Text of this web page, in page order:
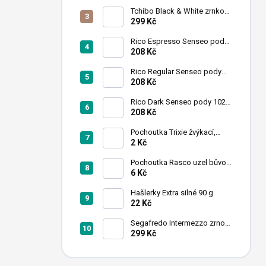
Tchibo Black & White zrnková
káva 1 kg
299 Kč
Rico Espresso Senseo pody
102 ks
208 Kč
Rico Regular Senseo pody
102 ks
208 Kč
Rico Dark Senseo pody 102
ks
208 Kč
Pochoutka Trixie žvýkací,
tyčinky mix 12cmx9-10mm
2 Kč
Pochoutka Rasco uzel bůvolí
bílý 6,26cm 50ks
6 Kč
Hašlerky Extra silné 90 g
22 Kč
Segafredo Intermezzo zrno
1kg
299 Kč